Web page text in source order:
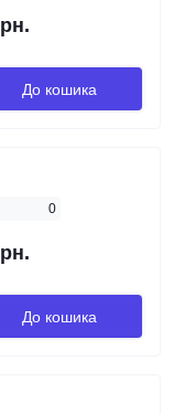
До кошика
0
До кошика